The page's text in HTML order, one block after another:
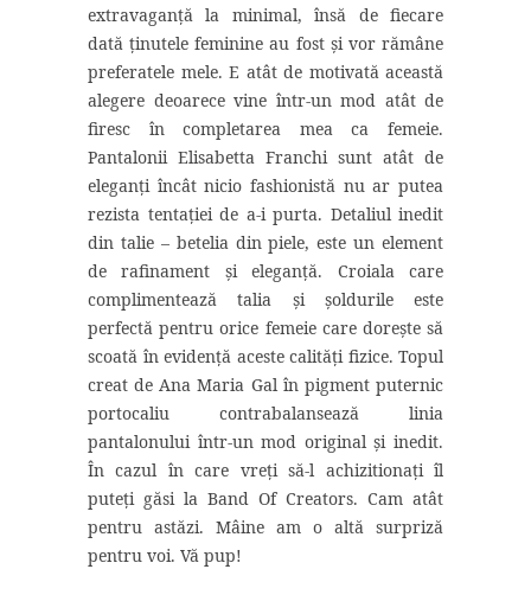
extravaganță la minimal, însă de fiecare
dată ținutele feminine au fost și vor rămâne
preferatele mele. E atât de motivată această
alegere deoarece vine într-un mod atât de
firesc în completarea mea ca femeie.
Pantalonii Elisabetta Franchi sunt atât de
eleganți încât nicio fashionistă nu ar putea
rezista tentației de a-i purta. Detaliul inedit
din talie – betelia din piele, este un element
de rafinament și eleganță. Croiala care
complimentează talia și șoldurile este
perfectă pentru orice femeie care dorește să
scoată în evidență aceste calități fizice. Topul
creat de Ana Maria Gal în pigment puternic
portocaliu contrabalansează linia
pantalonului într-un mod original și inedit.
În cazul în care vreți să-l achizitionați îl
puteți găsi la Band Of Creators. Cam atât
pentru astăzi. Mâine am o altă surpriză
pentru voi. Vă pup!